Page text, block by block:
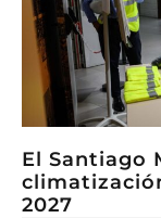
El Santiago
2027